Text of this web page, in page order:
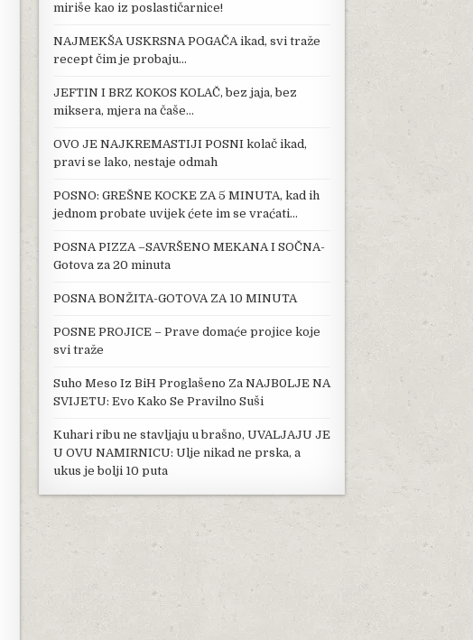
miriše kao iz poslastičarnice!
NAJMEKŠA USKRSNA POGAČA ikad, svi traže
recept čim je probaju…
JEFTIN I BRZ KOKOS KOLAČ, bez jaja, bez
miksera, mjera na čaše…
OVO JE NAJKREMASTIJI POSNI kolač ikad,
pravi se lako, nestaje odmah
POSNO: GREŠNE KOCKE ZA 5 MINUTA, kad ih
jednom probate uvijek ćete im se vraćati…
POSNA PIZZA –SAVRŠENO MEKANA I SOČNA-
Gotova za 20 minuta
POSNA BONŽITA-GOTOVA ZA 10 MINUTA
POSNE PROJICE – Prave domaće projice koje
svi traže
Suho Meso Iz BiH Proglašeno Za NAJB0LJE NA
SVIJETU: Evo Kako Se Pravilno Suši
Kuhari ribu ne stavljaju u brašno, UVALJAJU JE
U OVU NAMIRNICU: Ulje nikad ne prska, a
ukus je bolji 10 puta